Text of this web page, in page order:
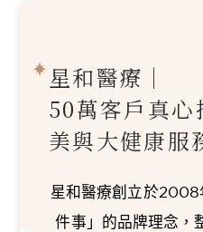
星和醫療｜
50萬客戶真心
美與大健康服
星和醫療創立於2008
件事」的品牌理念，